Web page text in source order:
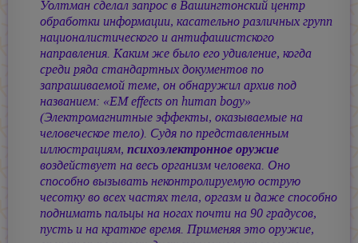
Уолтман сделал запрос в Вашингтонский центр
обработки информации, касательно различных групп
националистического и антифашистского
направления. Каким же было его удивление, когда
среди ряда стандартных документов по
запрашиваемой теме, он обнаружил архив под
названием: «EM effects оn human bogy»
(Электромагнитные эффекты, оказываемые на
человеческое тело). Судя по представленным
иллюстрациям, психоэлектронное оружие
воздействует на весь организм человека. Оно
способно вызывать неконтролируемую острую
чесотку во всех частях тела, оргазм и даже способно
поднимать пальцы на ногах почти на 90 градусов,
пусть и на краткое время. Применяя это оружие,